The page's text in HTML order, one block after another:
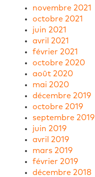
novembre 2021
octobre 2021
juin 2021
avril 2021
février 2021
octobre 2020
août 2020
mai 2020
décembre 2019
octobre 2019
septembre 2019
juin 2019
avril 2019
mars 2019
février 2019
décembre 2018